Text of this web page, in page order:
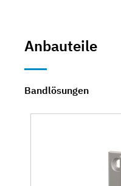
Anbauteile
Bandlösungen